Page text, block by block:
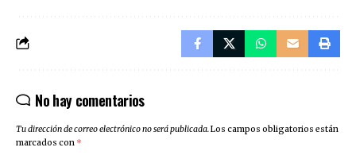
No hay comentarios
Tu dirección de correo electrónico no será publicada.Los campos obligatorios están
marcados con *